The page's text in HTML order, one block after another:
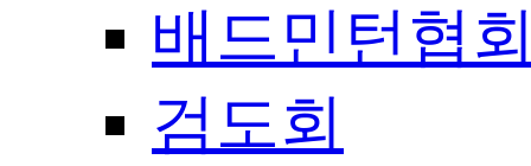
배드민턴협
검도회